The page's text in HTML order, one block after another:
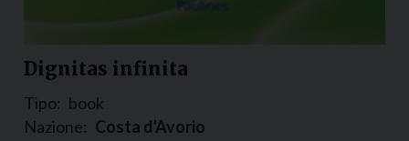
Dignitas infinita
Tipo: book
Nazione: Costa d'Avorio